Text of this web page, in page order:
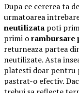
Dupa ce cererea ta de
urmatoarea
neutilizata poti
primi orambursare
returneaza partea
neutilizate. Asta
platesti doar pentru
pastrat-o efectiv.